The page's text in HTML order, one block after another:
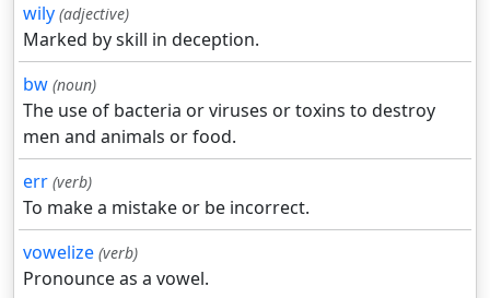
wily (adjective)
Marked by skill in deception.
bw (noun)
The use of bacteria or viruses or toxins to destroy
men and animals or food.
err (verb)
To make a mistake or be incorrect.
vowelize (verb)
Pronounce as a vowel.